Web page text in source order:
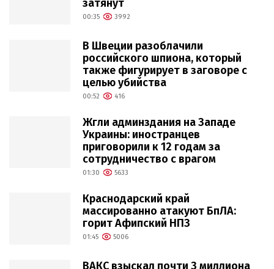
затянут
00:35 3992
В Швеции разоблачили
российского шпиона, который
также фигурирует в заговоре с
целью убийства
00:52 416
Жгли админздания на Западе
Украины: иностранцев
приговорили к 12 годам за
сотрудничество с врагом
01:30 5633
Краснодарский край
массированно атакуют БпЛА:
горит Афипский НПЗ
01:45 5006
ВАКС взыскал почти 3 миллиона